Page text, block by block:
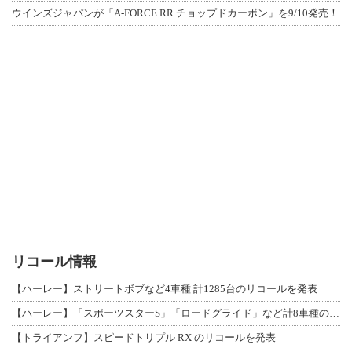
ウインズジャパンが「A-FORCE RR チョップドカーボン」を9/10発売！
リコール情報
【ハーレー】ストリートボブなど4車種 計1285台のリコールを発表
【ハーレー】「スポーツスターS」「ロードグライド」など計8車種のリコールを発表
【トライアンフ】スピードトリプル RX のリコールを発表